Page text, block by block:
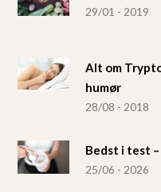
29/01 - 2019
Alt om
humør
28/08 - 2018
Bedst i test
25/06 - 2026